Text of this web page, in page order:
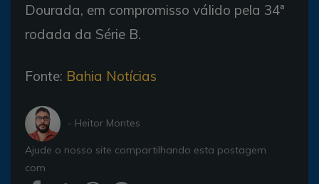
Dourada, em compromisso válido pela 34ª
rodada da Série B.
Fonte: Bahia Notícias
- Heitor Montes
Ajude o nosso site compartilhando esta postagem
com